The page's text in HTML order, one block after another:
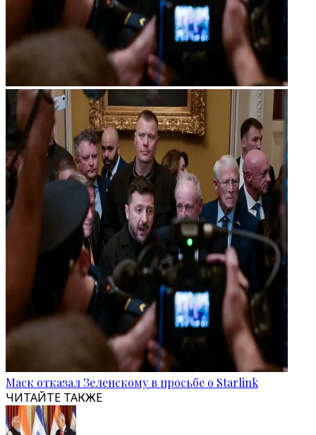
Маск отказал Зеленскому в просьбе о Starlink
ЧИТАЙТЕ ТАКЖЕ